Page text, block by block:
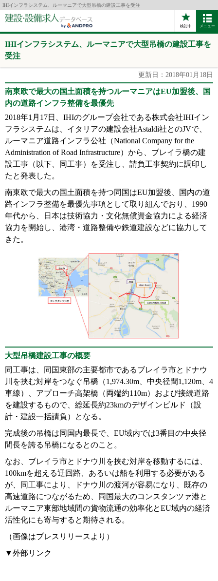
IHIインフラシステム、ルーマニアで大型吊橋の建設工事を受注
検討中 メニュー
IHIインフラシステム、ルーマニアで大型吊橋の建設工事を
受注
更新日：2018年01月18日
南東欧で最大の国土面積を持つルーマニアはEU加盟後、国
内の道路インフラ整備を最優先
2018年1月17日、IHIのグループ会社である株式会社IHIイン
フラシステムは、イタリアの建設会社Astaldi社とのJVで、
ルーマニア道路インフラ公社（National Company for the
Administration of Road Infrastructure）から、ブレイラ橋の建
設工事（以下、同工事）を受注し、請負工事契約に調印し
たと発表した。
南東欧で最大の国土面積を持つ同国はEU加盟後、国内の道
路インフラ整備を最優先事項として取り組んでおり、1990
年代から、日本は技術協力・文化無償資金協力による経済
協力を開始し、港湾・道路整備や鉄道建設などに協力して
きた。
大型吊橋建設工事の概要
同工事は、同国東部の主要都市であるブレイラ市とドナウ
川を挟む対岸をつなぐ吊橋（1,974.30m、中央径間1,120m、4
車線）、アプローチ高架橋（両端約110m）および接続道路
を建設するもので、総延長約23kmのデザインビルド（設
計・建設一括請負）となる。
完成後の吊橋は同国内最長で、EU域内では3番目の中央径
間長を誇る吊橋になるとのこと。
なお、ブレイラ市とドナウ川を挟む対岸を移動するには、
100kmを超える迂回路、あるいは船を利用する必要がある
が、同工事により、ドナウ川の渡河が容易になり、既存の
高速道路につながるため、同国最大のコンスタンツァ港と
ルーマニア東部地域間の貨物流通の効率化とEU域内の経済
活性化にも寄与すると期待される。
（画像はプレスリリースより）
▼外部リンク